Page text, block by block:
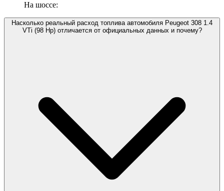
На шоссе:
Насколько реальный расход топлива автомобиля Peugeot 308 1.4
VTi (98 Hp) отличается от официальных данных и почему?